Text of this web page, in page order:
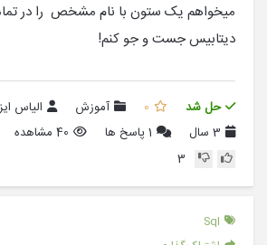
میخواهم یک ستون با نام مشخص را در
دیتابیس جست و جو کنم!
حل شد 0 آموزش
الیاس
3 سال
1 پاسخ ها 40 مشاهده
3
Sql